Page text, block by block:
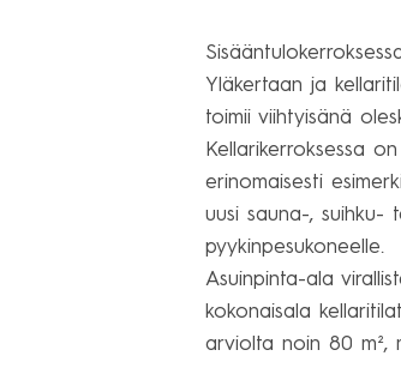
Yläkertaan ja
toimii viihtyisänä
Kellarikerroksessa
erinomaisesti
uusi sauna-, suihku-
pyykinpesukoneelle.
Asuinpinta-ala
kokonaisala
arviolta noin 80 m²,